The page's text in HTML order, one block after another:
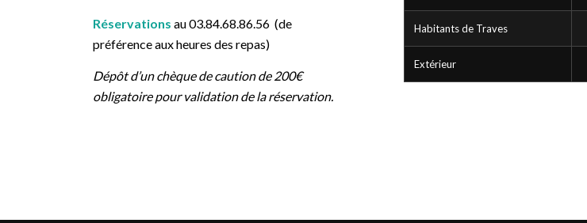
Réservationsau 03.84.68.86.56 (de
préférence aux heures des repas)
Dépôt d’un chèque de caution de 200€
obligatoire pour validation de la réservation.
Habitants de Traves
Extérieur